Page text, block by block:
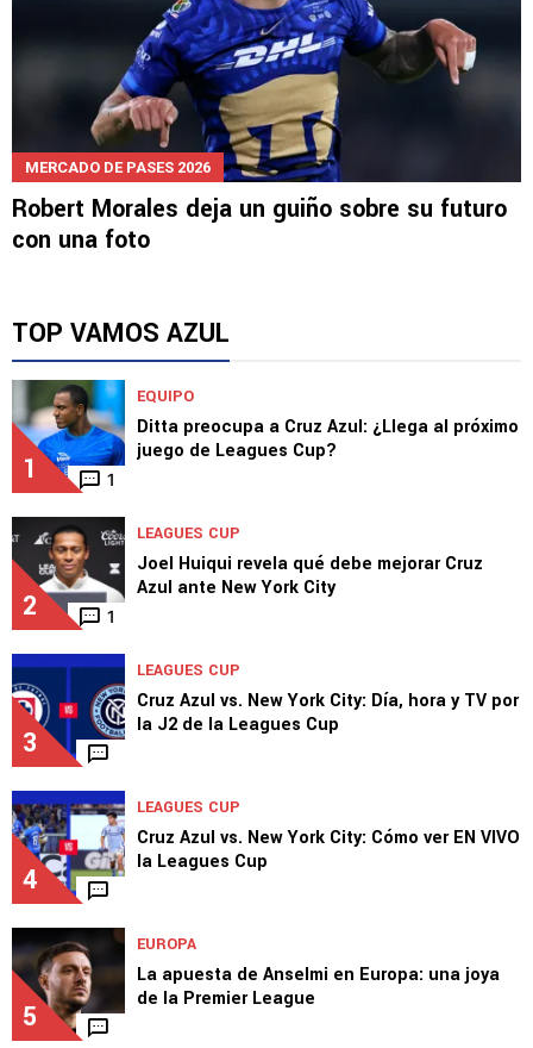
MERCADO DE PASES 2026
Robert Morales deja un guiño sobre su futuro
con una foto
TOP VAMOS AZUL
1 1
EQUIPO
Ditta preocupa a Cruz Azul: ¿Llega al próximo
juego de Leagues Cup?
2 1
LEAGUES CUP
Joel Huiqui revela qué debe mejorar Cruz
Azul ante New York City
3
LEAGUES CUP
Cruz Azul vs. New York City: Día, hora y TV por
la J2 de la Leagues Cup
4
LEAGUES CUP
Cruz Azul vs. New York City: Cómo ver EN VIVO
la Leagues Cup
5
EUROPA
La apuesta de Anselmi en Europa: una joya
de la Premier League